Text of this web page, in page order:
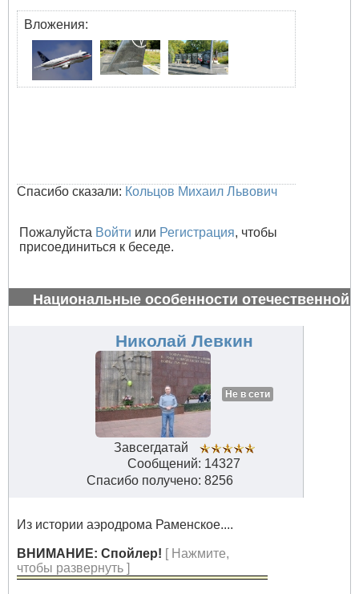
Вложения:
Спасибо сказали: Кольцов Михаил Львович
Пожалуйста Войти или Регистрация, чтобы
присоединиться к беседе.
Национальные особенности отечественной
Николай Левкин
Не в сети
Завсегдатай
Сообщений: 14327
Спасибо получено: 8256
Из истории аэродрома Раменское....
ВНИМАНИЕ: Спойлер! [ Нажмите,
чтобы развернуть ]